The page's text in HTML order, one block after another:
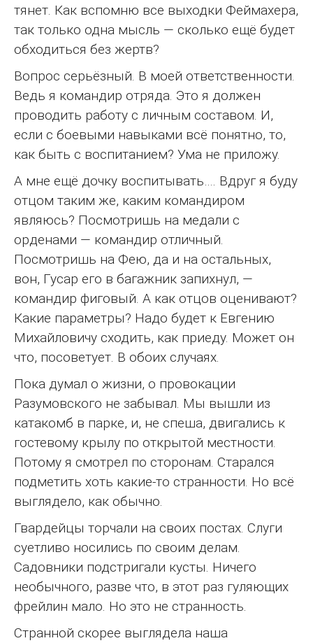
тянет. Как вспомню все выходки Феймахера,
так только одна мысль — сколько ещё будет
обходиться без жертв?
Вопрос серьёзный. В моей ответственности.
Ведь я командир отряда. Это я должен
проводить работу с личным составом. И,
если с боевыми навыками всё понятно, то,
как быть с воспитанием? Ума не приложу.
А мне ещё дочку воспитывать…. Вдруг я буду
отцом таким же, каким командиром
являюсь? Посмотришь на медали с
орденами — командир отличный.
Посмотришь на Фею, да и на остальных,
вон, Гусар его в багажник запихнул, —
командир фиговый. А как отцов оценивают?
Какие параметры? Надо будет к Евгению
Михайловичу сходить, как приеду. Может он
что, посоветует. В обоих случаях.
Пока думал о жизни, о провокации
Разумовского не забывал. Мы вышли из
катакомб в парке, и, не спеша, двигались к
гостевому крылу по открытой местности.
Потому я смотрел по сторонам. Старался
подметить хоть какие-то странности. Но всё
выглядело, как обычно.
Гвардейцы торчали на своих постах. Слуги
суетливо носились по своим делам.
Садовники подстригали кусты. Ничего
необычного, разве что, в этот раз гуляющих
фрейлин мало. Но это не странность.
Странной скорее выглядела наша